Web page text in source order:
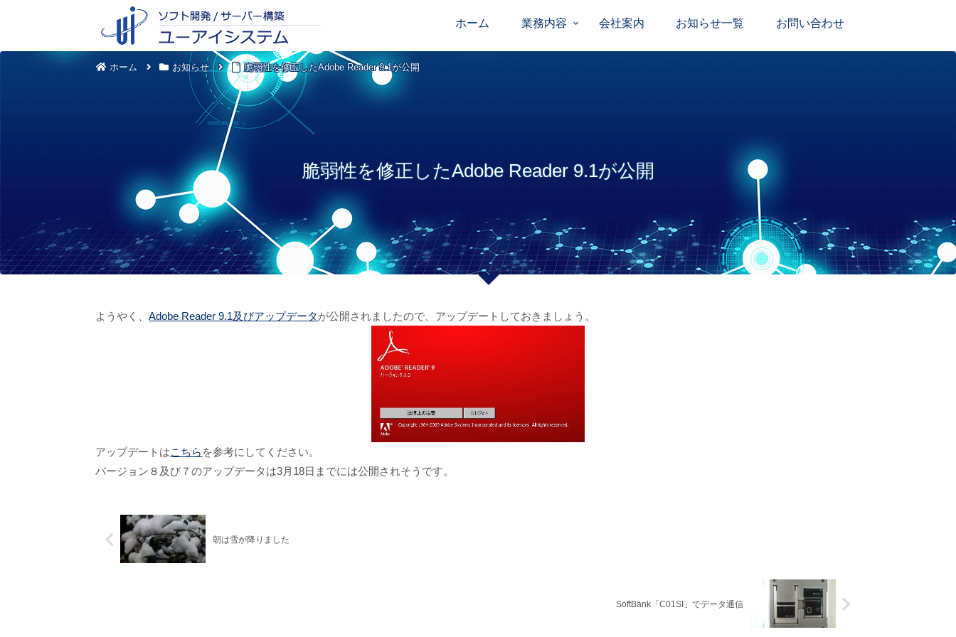
ホーム 業務内容 会社案内 お知らせ一覧 お問い合わせ
ホーム お知らせ 脆弱性を修正したAdobe Reader 9.1が公開
脆弱性を修正したAdobe Reader 9.1が公開
ようやく、Adobe Reader 9.1及びアップデータが公開されましたので、アップデートしておきましょう。
アップデートはこちら を参考にしてください。
バージョン８及び７のアップデータは3月18日までには公開されそうです。
朝は雪が降りました
SoftBank「C01SI」でデータ通信